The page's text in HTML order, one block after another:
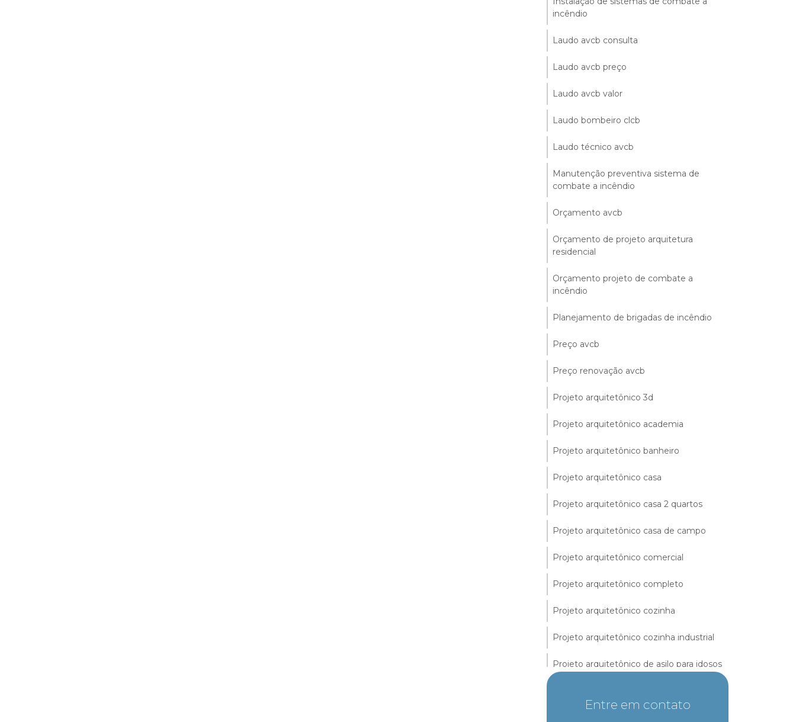
incêndio
Laudo avcb consulta
Laudo avcb preço
Laudo avcb valor
Laudo bombeiro clcb
Laudo técnico avcb
Manutenção preventiva sistema de
combate a incêndio
Orçamento avcb
Orçamento de projeto arquitetura
residencial
Orçamento projeto de combate a
incêndio
Planejamento de brigadas de incêndio
Preço avcb
Preço renovação avcb
Projeto arquitetônico 3d
Projeto arquitetônico academia
Projeto arquitetônico banheiro
Projeto arquitetônico casa
Projeto arquitetônico casa 2 quartos
Projeto arquitetônico casa de campo
Projeto arquitetônico comercial
Projeto arquitetônico completo
Projeto arquitetônico cozinha
Projeto arquitetônico cozinha industrial
Projeto arquitetônico de asilo para idosos
Entre em contato